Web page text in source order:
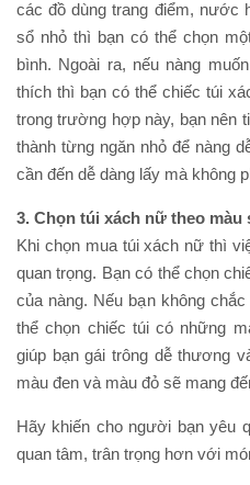
các đồ dùng trang điểm, nước
sổ nhỏ thì bạn có thể chọn
bình. Ngoài ra, nếu nàng
thích thì bạn có thể chiếc túi
trong trường hợp này, bạn nên
thành từng ngăn nhỏ để nàng
cần đến dễ dàng lấy mà không
3. Chọn túi xách nữ theo màu
Khi chọn mua túi xách nữ thì
quan trọng. Bạn có thể chọn
của nàng. Nếu bạn không
thể chọn chiếc túi có những
giúp bạn gái trông dễ thương
màu đen và màu đỏ sẽ mang
Hãy khiến cho người bạn yêu
quan tâm, trân trọng hơn với